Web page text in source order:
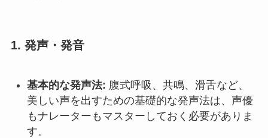
1. 発声・発音
基本的な発声法: 腹式呼吸、共鳴、滑舌など、
美しい声を出すための基礎的な発声法は、声優
もナレーターもマスターしておく必要がありま
す。